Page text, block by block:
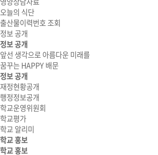
오늘의 식단
출산물이력번호 조회
정보 공개
정보 공개
앞선 생각으로 아름다운 미래를
꿈꾸는 HAPPY 배문
정보 공개
재정현황공개
행정정보공개
학교운영위원회
학교평가
학교 알리미
학교 홍보
학교 홍보